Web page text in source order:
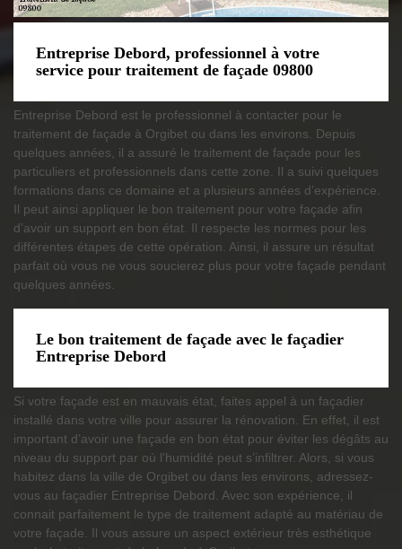
Entreprise Debord, professionnel à votre
service pour traitement de façade 09800
Entreprise Debord est le professionnel à contacter pour le
traitement de façade à Orgibet ou dans les environs. Depuis
quelques années, il a assuré le traitement de façade pour les
particuliers et professionnels dans cette zone. Il a suivi quelques
formations dans ce domaine et a plusieurs années d’expérience.
Il peut ainsi appliquer le bon traitement pour votre façade afin
d’avoir un support en bon état. Il respecte les normes pour les
différentes étapes de cette opération. Ainsi, il assure un résultat
parfait où vous ne vous soucierez plus pour votre façade pendant
quelques années.
Le bon traitement de façade avec le façadier
Entreprise Debord
Si votre façade est en mauvais état, faites appel à un façadier
installé dans votre ville pour assurer la rénovation. En effet, il est
important d’avoir une façade en bon état pour éviter les dégâts au
niveau du support par où l’humidité peut s’infiltrer. Alors, si vous
habitez dans la ville de Orgibet ou dans les environs, adressez-
vous au façadier Entreprise Debord. Avec son expérience, il
connait parfaitement le type de traitement adapté au matériau de
votre façade. Il vous assure un aspect extérieur très esthétique